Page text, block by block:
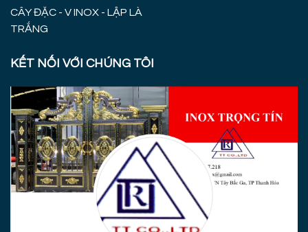
CÂY ĐẶC - V INOX - LẬP LÀ
TRẮNG
KẾT NỐI VỚI CHÚNG TÔI